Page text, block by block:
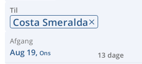
Til
Costa Smeralda
Afgang
Aug 19, Ons 13 dage